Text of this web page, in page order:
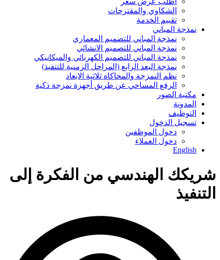
الشكاوي والمقترحات
تقييم الخدمة
نمذجة المباني
نمذجة المباني للتصمیم المعماري
نمذجة المباني للتصمیم الانشائي
نمذجة المباني للتصمیم الكھربائي والمیكانیكي
نمذجة البعد الرابع (المراحل الزمنیة للتنفیذ)
نظم النمزجة والمحاكاه ثلاثیة الابعاد
الرفع المساحي عن طریق أجھزة نمزجة ذكیة
مكتبة الصور
المدونة
التوظيف
تسجيل الدخول
دخول الموظفين
دخول العملاء
English
شريكك الهندسي من الفكرة إلى
التنفيذ